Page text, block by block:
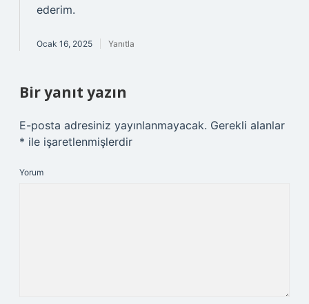
ederim.
Ocak 16, 2025 Yanıtla
Bir yanıt yazın
E-posta adresiniz yayınlanmayacak. Gerekli alanlar
* ile işaretlenmişlerdir
Yorum